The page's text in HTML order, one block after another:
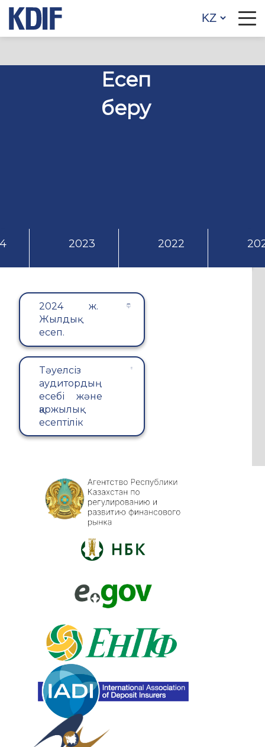
Есеп
беру
2023 2022
2024 ж.
Жылдық
есеп.
Tәуелсіз
аудитордың
есебі және
қаржылық
есептілік